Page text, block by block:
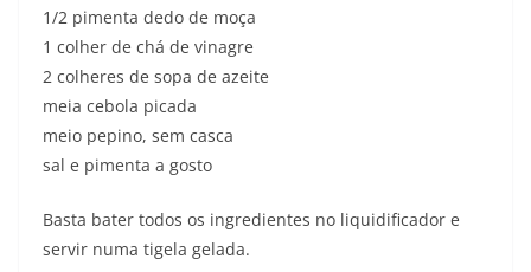
1/2 pimenta dedo de moça
1 colher de chá de vinagre
2 colheres de sopa de azeite
meia cebola picada
meio pepino, sem casca
sal e pimenta a gosto
Basta bater todos os ingredientes no liquidificador e
servir numa tigela gelada.